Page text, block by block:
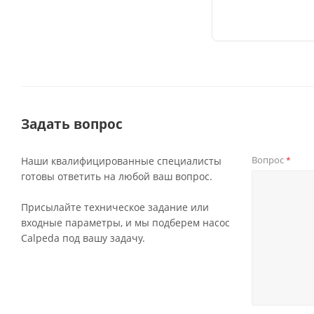
Задать вопрос
Наши квалифицированные специалисты
готовы ответить на любой ваш вопрос.
Присылайте техническое задание или
входные параметры, и мы подберем насос
Calpeda под вашу задачу.
Вопрос*